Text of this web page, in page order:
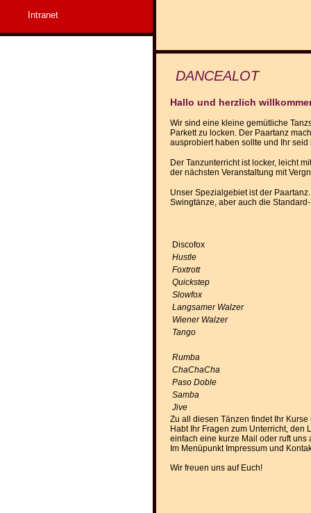
Intranet
DANCEALOT
Hallo und herzlich
Wir sind eine kleine gemütliche
Parkett zu locken. Der Paartanz
ausprobiert haben sollte und Ihr seid
Der Tanzunterricht ist locker, leicht
der nächsten Veranstaltung mit
Unser Spezialgebiet ist der
Swingtänze, aber auch die
Discofox
Hustle
Foxtrott
Quickstep
Slowfox
Langsamer Walzer
Wiener Walzer
Tango
Rumba
ChaChaCha
Paso Doble
Samba
Jive
Zu all diesen Tänzen findet Ihr
Habt Ihr Fragen zum Unterricht, den
einfach eine kurze Mail oder ruft uns
Im Menüpunkt Impressum und
Wir freuen uns auf Euch!